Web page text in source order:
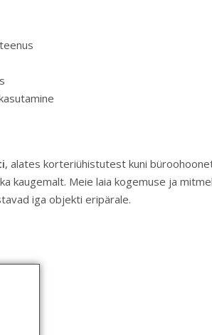
, alates korteriühistutest kuni
kaugemalt. Meie laia kogemuse ja
iga objekti eripärale.